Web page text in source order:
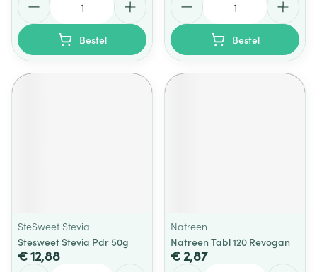
Bestel Bestel
SteSweet Stevia
Stesweet Stevia Pdr 50g
€ 12,88
Natreen
Natreen Tabl 120 Revogan
€ 2,87